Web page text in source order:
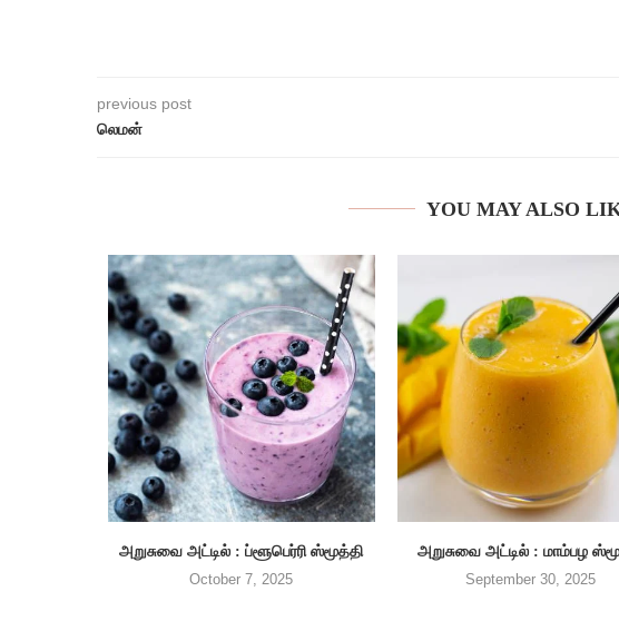
previous post
லெமன்
YOU MAY ALSO
அறுசுவை அட்டில் : ப்ளூபெர்ரி ஸ்மூத்தி
October 7, 2025
அறுசுவை அட்டில் : மாம்பழ
September 30, 2025